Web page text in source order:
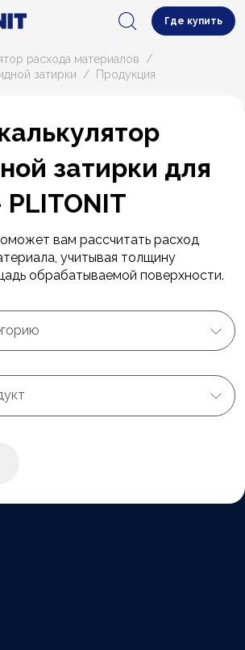
Где купить
расхода материалов
затирки
Продукция
затирки для
вам рассчитать расход
учитывая толщину
обрабатываемой поверхности.